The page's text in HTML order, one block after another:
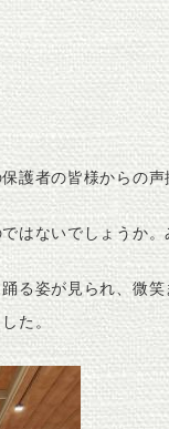
護者の皆様からの
はないでしょうか
る姿が見られ、微
た。